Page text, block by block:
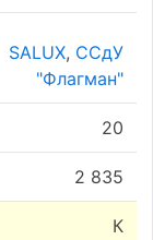
SALUX, ССдУ
"Флагман"
20
2 835
К